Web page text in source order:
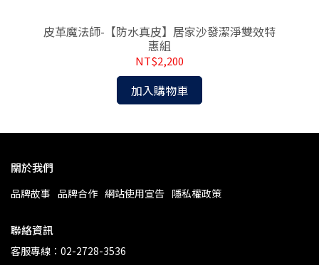
皮革魔法師-【防水真皮】居家沙發潔淨雙效特
惠組
NT$2,200
加入購物車
關於我們
品牌故事 品牌合作 網站使用宣告 隱私權政策
聯絡資訊
客服專線：02-2728-3536